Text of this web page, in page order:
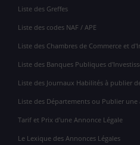
Liste des Greffes
Liste des codes NAF / APE
Liste des Chambres de Commerce et
Liste des Banques Publiques
Liste des Journaux Habilités à publier
Liste des Départements ou Publier une
Tarif et Prix d'une Annonce Légale
Le Lexique des Annonces Légales